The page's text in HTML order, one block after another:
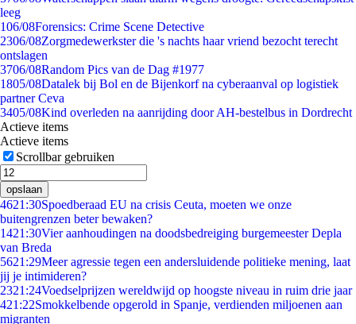
leeg
106/08Forensics: Crime Scene Detective
2306/08Zorgmedewerkster die 's nachts haar vriend bezocht terecht
ontslagen
3706/08Random Pics van de Dag #1977
1805/08Datalek bij Bol en de Bijenkorf na cyberaanval op logistiek
partner Ceva
3405/08Kind overleden na aanrijding door AH-bestelbus in Dordrecht
Actieve items
Actieve items
Scrollbar gebruiken
opslaan
4621:30Spoedberaad EU na crisis Ceuta, moeten we onze
buitengrenzen beter bewaken?
1421:30Vier aanhoudingen na doodsbedreiging burgemeester Depla
van Breda
5621:29Meer agressie tegen een andersluidende politieke mening, laat
jij je intimideren?
2321:24Voedselprijzen wereldwijd op hoogste niveau in ruim drie jaar
421:22Smokkelbende opgerold in Spanje, verdienden miljoenen aan
migranten